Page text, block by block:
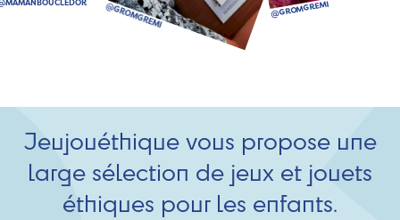
Jeujouéthique vous propose une
large sélection de jeux et jouets
éthiques pour les enfants.